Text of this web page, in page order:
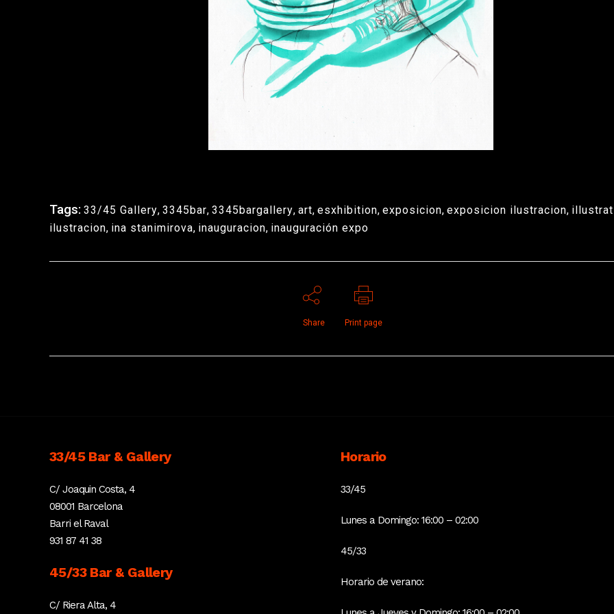
Tags: 33/45 Gallery, 3345bar, 3345bargallery, art, esxhibition, exposicion, exposicion ilustracion,
ilustracion, ina stanimirova, inauguracion, inauguración expo
Share Print page
33/45 Bar & Gallery
C/ Joaquin Costa, 4
08001 Barcelona
Barri el Raval
931 87 41 38
45/33 Bar & Gallery
C/ Riera Alta, 4
Horario
33/45
Lunes a Domingo: 16:00 – 02:00
45/33
Horario de verano: